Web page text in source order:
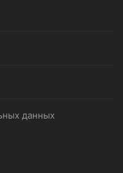
данных